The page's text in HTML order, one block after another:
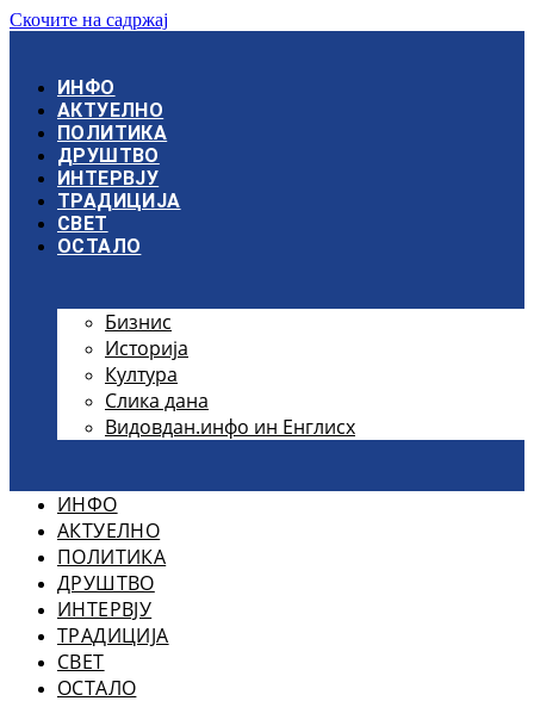
Скочите на садржај
ИНФО
АКТУЕЛНО
ПОЛИТИКА
ДРУШТВО
ИНТЕРВЈУ
ТРАДИЦИЈА
СВЕТ
ОСТАЛО
Бизнис
Историја
Култура
Слика дана
Видовдан.инфо ин Енглисх
ИНФО
АКТУЕЛНО
ПОЛИТИКА
ДРУШТВО
ИНТЕРВЈУ
ТРАДИЦИЈА
СВЕТ
ОСТАЛО